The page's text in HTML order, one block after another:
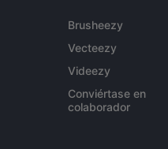
Brusheezy
Vecteezy
Videezy
Conviértase en
colaborador